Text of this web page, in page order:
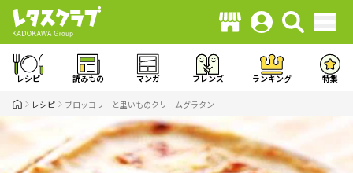
レシピ 読みもの マンガ フレンズ ランキング 特集
レシピ ブロッコリーと里いものクリームグラタン